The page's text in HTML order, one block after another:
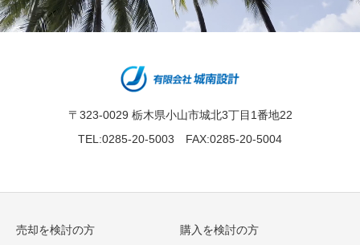
〒323-0029 栃木県小山市城北3丁目1番地22
TEL:0285-20-5003 FAX:0285-20-5004
売却を検討の方 購入を検討の方